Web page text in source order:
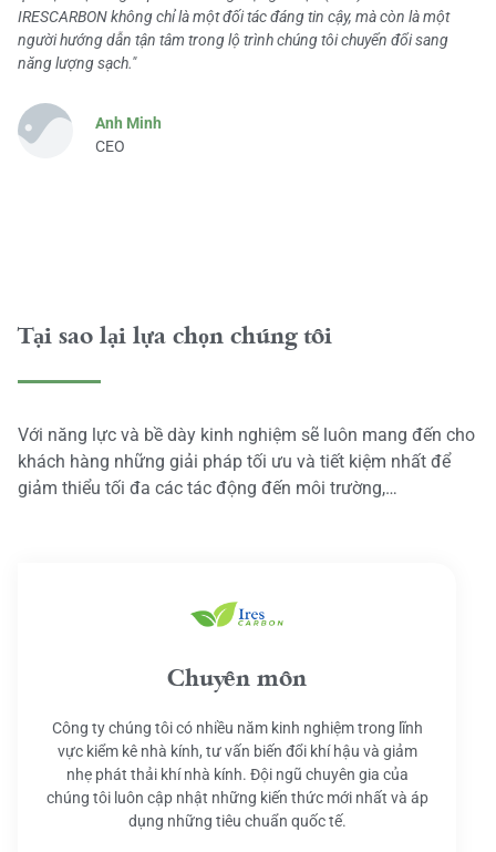
IRESCARBON không chỉ là một đối tác đáng tin cậy, mà còn là một
người hướng dẫn tận tâm trong lộ trình chúng tôi chuyển đổi sang
năng lượng sạch."
Anh Minh
CEO
Tại sao lại lựa chọn chúng tôi
Với năng lực và bề dày kinh nghiệm sẽ luôn mang đến cho
khách hàng những giải pháp tối ưu và tiết kiệm nhất để
giảm thiểu tối đa các tác động đến môi trường,…
Chuyên môn
Công ty chúng tôi có nhiều năm kinh nghiệm trong lĩnh
vực kiểm kê nhà kính, tư vấn biến đổi khí hậu và giảm
nhẹ phát thải khí nhà kính. Đội ngũ chuyên gia của
chúng tôi luôn cập nhật những kiến thức mới nhất và áp
dụng những tiêu chuẩn quốc tế.